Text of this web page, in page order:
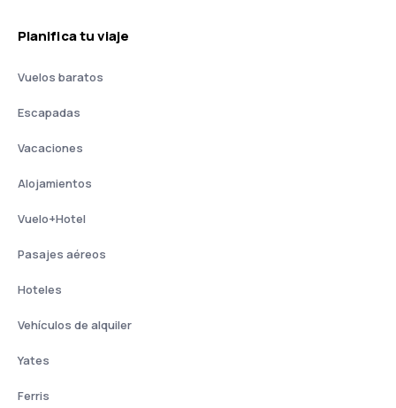
Planifica tu viaje
Vuelos baratos
Escapadas
Vacaciones
Alojamientos
Vuelo+Hotel
Pasajes aéreos
Hoteles
Vehículos de alquiler
Yates
Ferris